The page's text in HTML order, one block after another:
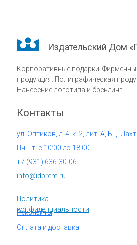
Издательский Дом
Корпоративные подарки.
продукция. Полиграфическая
Нанесение логотипа и брендинг.
info@idprem.ru
Контакты
Политика
конфиденциальности
+7 (931) 636-30-06
Реквизиты
ул. Оптиков, д. 4, к. 2, лит. А, БЦ
Оплата и доставка
Пн-Пт, с 10:00 до 18:00